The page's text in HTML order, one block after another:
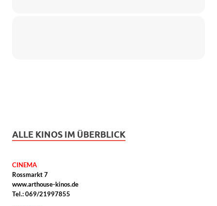
ALLE KINOS IM ÜBERBLICK
CINEMA
Rossmarkt 7
www.arthouse-kinos.de
Tel.: 069/21997855